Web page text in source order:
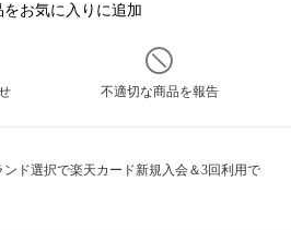
をお気に入りに追加
不適切な商品を報告
ンド選択で楽天カード新規入会＆3回利用で